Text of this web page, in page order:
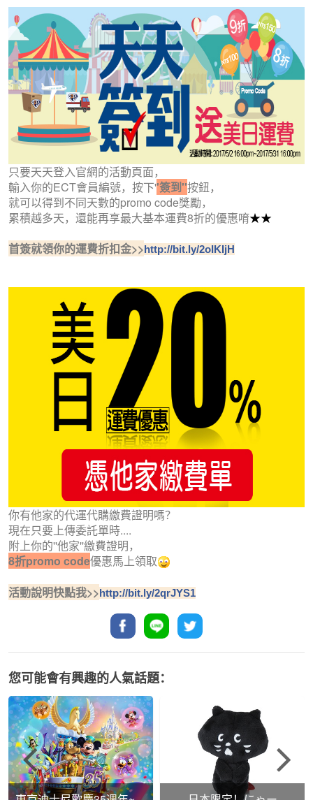
只要天天登入官網的活動頁面，
輸入你的ECT會員編號，按下''簽到''按鈕，
就可以得到不同天數的promo code獎勵，
累積越多天，還能再享最大基本運費8折的優惠唷★★
首簽就領你的運費折扣金>>http://bit.ly/2oIKIjH
你有他家的代運代購繳費證明嗎？
現在只要上傳委託單時....
附上你的''他家''繳費證明，
8折promo code優惠馬上領取
活動說明快點我>>http://bit.ly/2qrJYS1
您可能會有興趣的人氣話題：